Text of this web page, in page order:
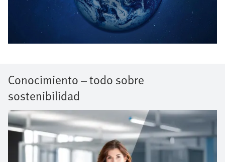
Conocimiento – todo sobre
sostenibilidad